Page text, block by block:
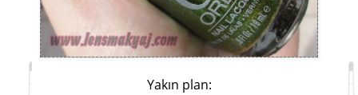
Yakın plan: